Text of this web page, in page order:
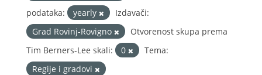
podataka:
yearly
Izdavači:
Grad Rovinj-Rovigno
Otvorenost skupa prema
Tim Berners-Lee skali:
0
Tema:
Regije i gradovi